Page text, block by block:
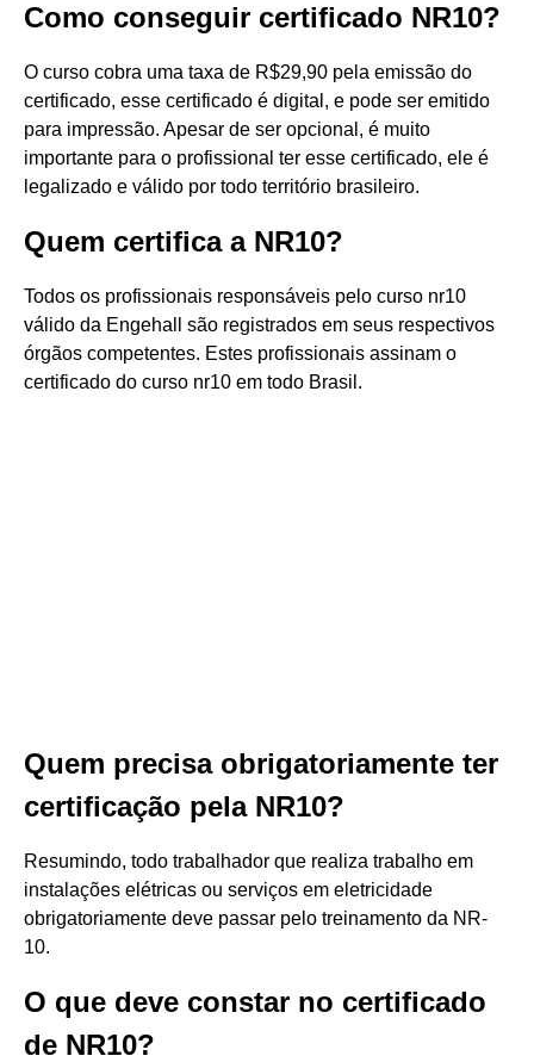
Como conseguir certificado NR10?
O curso cobra uma taxa de R$29,90 pela emissão do
certificado, esse certificado é digital, e pode ser emitido
para impressão. Apesar de ser opcional, é muito
importante para o profissional ter esse certificado, ele é
legalizado e válido por todo território brasileiro.
Quem certifica a NR10?
Todos os profissionais responsáveis pelo curso nr10
válido da Engehall são registrados em seus respectivos
órgãos competentes. Estes profissionais assinam o
certificado do curso nr10 em todo Brasil.
Quem precisa obrigatoriamente ter
certificação pela NR10?
Resumindo, todo trabalhador que realiza trabalho em
instalações elétricas ou serviços em eletricidade
obrigatoriamente deve passar pelo treinamento da NR-
10.
O que deve constar no certificado
de NR10?